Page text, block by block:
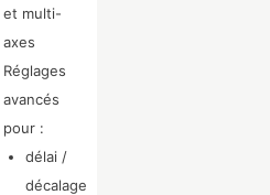
et multi-
axes
Réglages
avancés
pour :
délai /
décalage